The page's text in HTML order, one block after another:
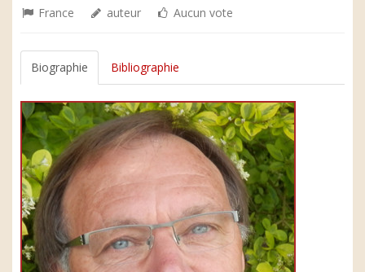
France auteur Aucun vote
Biographie Bibliographie